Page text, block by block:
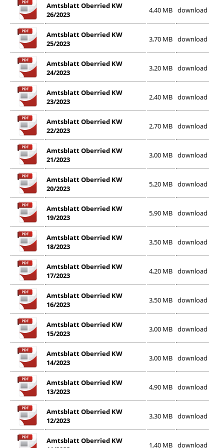
Amtsblatt Oberried KW
26/2023
4,40 MB download
Amtsblatt Oberried KW
25/2023
3,70 MB download
Amtsblatt Oberried KW
24/2023
3,20 MB download
Amtsblatt Oberried KW
23/2023
2,40 MB download
Amtsblatt Oberried KW
22/2023
2,70 MB download
Amtsblatt Oberried KW
21/2023
3,00 MB download
Amtsblatt Oberried KW
20/2023
5,20 MB download
Amtsblatt Oberried KW
19/2023
5,90 MB download
Amtsblatt Oberried KW
18/2023
3,50 MB download
Amtsblatt Oberried KW
17/2023
4,20 MB download
Amtsblatt Oberried KW
16/2023
3,50 MB download
Amtsblatt Oberried KW
15/2023
3,00 MB download
Amtsblatt Oberried KW
14/2023
3,00 MB download
Amtsblatt Oberried KW
13/2023
4,90 MB download
Amtsblatt Oberried KW
12/2023
3,30 MB download
Amtsblatt Oberried KW
1,40 MB download